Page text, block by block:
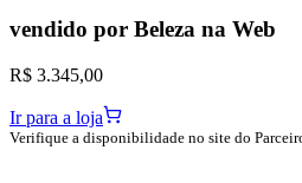
vendido por Beleza na Web
R$ 3.345,00
Ir para a loja
Verifique a disponibilidade no site do